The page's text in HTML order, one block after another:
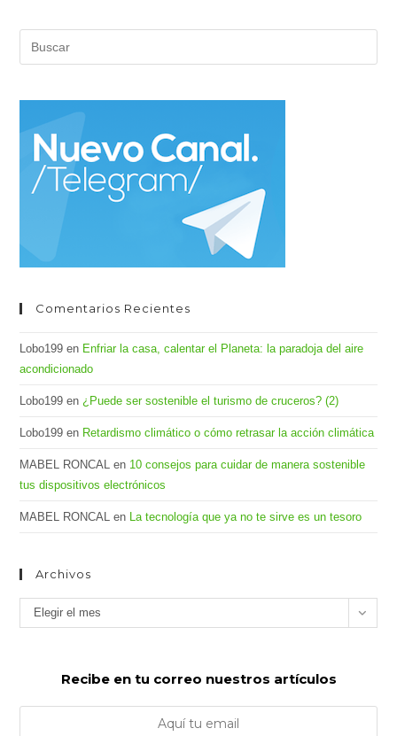
Comentarios Recientes
Lobo199 en Enfriar la casa, calentar el Planeta: la paradoja del aire
acondicionado
Lobo199 en¿Puede ser sostenible el turismo de cruceros? (2)
Lobo199 en Retardismo climático o cómo retrasar la acción climática
MABEL RONCAL en 10 consejos para cuidar de manera sostenible
tus dispositivos electrónicos
MABEL RONCAL en La tecnología que ya no te sirve es un tesoro
Archivos
Archivos
Elegir el mes
Recibe en tu correo nuestros artículos